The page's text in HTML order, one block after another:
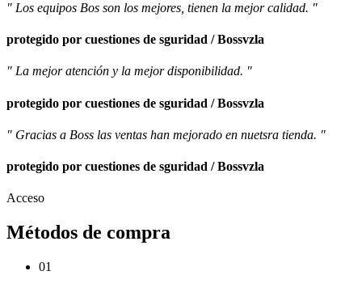
" Los equipos Bos son los mejores, tienen la mejor calidad. "
protegido por cuestiones de sguridad / Bossvzla
" La mejor atención y la mejor disponibilidad. "
protegido por cuestiones de sguridad / Bossvzla
" Gracias a Boss las ventas han mejorado en nuetsra tienda. "
protegido por cuestiones de sguridad / Bossvzla
Acceso
Métodos de compra
01